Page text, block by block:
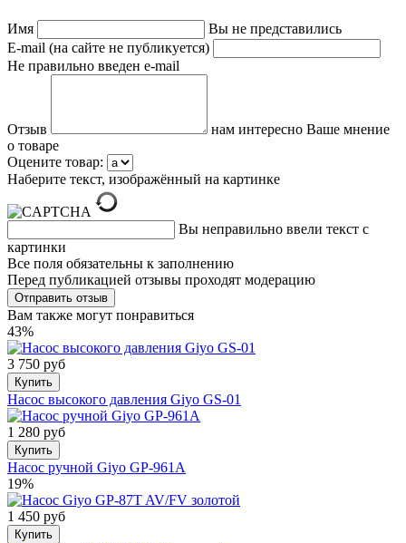
Имя
Вы не представились
E-mail (на сайте не публикуется)
Не правильно введен e-mail
Отзыв
нам интересно Ваше мнение
о товаре
Оцените товар:
Наберите текст, изображённый на картинке
Вы неправильно ввели текст с
картинки
Все поля обязательны к заполнению
Перед публикацией отзывы проходят модерацию
Вам также могут понравиться
43%
3 750 руб
Купить
Насос высокого давления Giyo GS-01
1 280 руб
Купить
Насос ручной Giyo GP-961A
19%
1 450 руб
Купить